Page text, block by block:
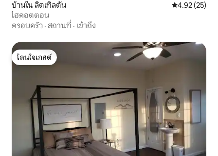
บ้านใน ลิตเทิลตัน คะแนนเฉลี่ย
4.92 (25)
ไฮคอตตอน
ครอบครัว · สถานที่ · เข้าถึง
โดนใจเกสต์
โดนใจเกสต์